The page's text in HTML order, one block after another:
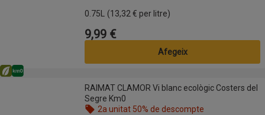
0.75L
(13,32 € per litre)
Preu
9,99 €
Afegeix
RAIMAT CLAMOR Vi blanc ecològic Costers del Segre Km0
Eco
Km0
RAIMAT CLAMOR Vi blanc ecològic Costers del
Segre Km0
2a unitat 50% de descompte